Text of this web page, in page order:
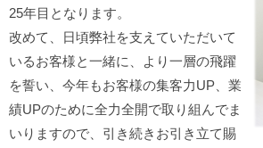
25年目となります。
改めて、日頃弊社を支えていただいて
いるお客様と一緒に、より一層の飛躍
を誓い、今年もお客様の集客力UP、業
績UPのために全力全開で取り組んでま
いりますので、引き続きお引き立て賜